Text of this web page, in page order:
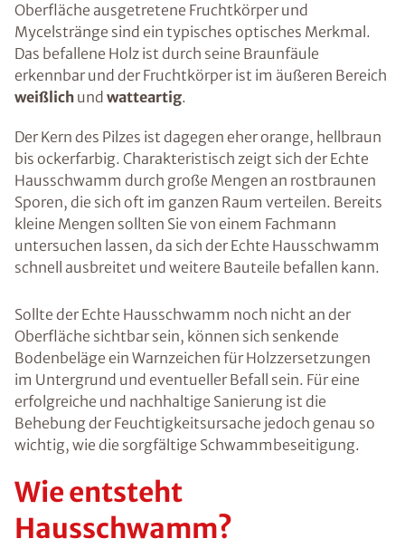
Oberfläche ausgetretene Fruchtkörper und
Mycelstränge sind ein typisches optisches Merkmal.
Das befallene Holz ist durch seine Braunfäule
erkennbar und der Fruchtkörper ist im äußeren Bereich
weißlich und watteartig.
Der Kern des Pilzes ist dagegen eher orange, hellbraun
bis ockerfarbig. Charakteristisch zeigt sich der Echte
Hausschwamm durch große Mengen an rostbraunen
Sporen, die sich oft im ganzen Raum verteilen. Bereits
kleine Mengen sollten Sie von einem Fachmann
untersuchen lassen, da sich der Echte Hausschwamm
schnell ausbreitet und weitere Bauteile befallen kann.
Sollte der Echte Hausschwamm noch nicht an der
Oberfläche sichtbar sein, können sich senkende
Bodenbeläge ein Warnzeichen für Holzzersetzungen
im Untergrund und eventueller Befall sein. Für eine
erfolgreiche und nachhaltige Sanierung ist die
Behebung der Feuchtigkeitsursache jedoch genau so
wichtig, wie die sorgfältige Schwammbeseitigung.
Wie entsteht
Hausschwamm?